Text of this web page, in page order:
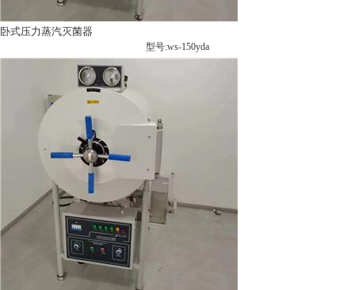
卧式压力蒸汽灭菌器
型号:ws-150yda